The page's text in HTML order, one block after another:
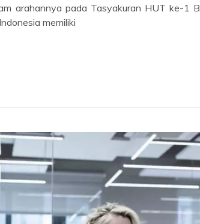
arahannya pada Tasyakuran HUT ke-1
memiliki